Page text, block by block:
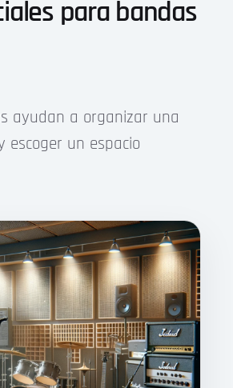
para bandas
ayudan a organizar una
escoger un espacio